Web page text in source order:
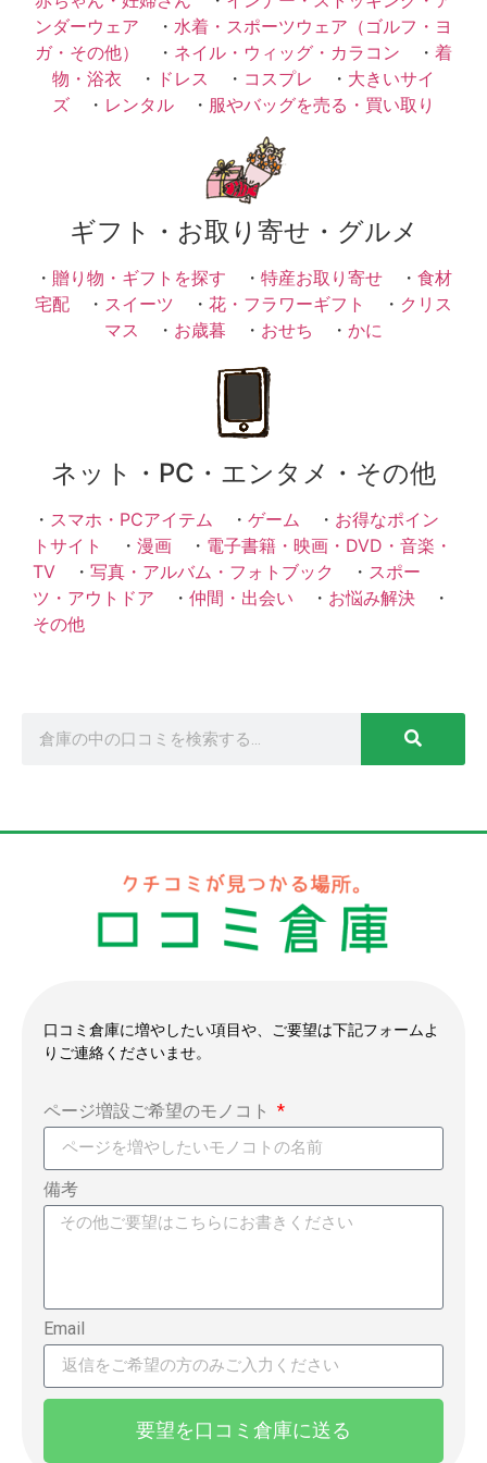
ンダーウェア ・ 水着・スポーツウェア（ゴルフ・ヨ
ガ・その他）
・ ネイル・ウィッグ・カラコン ・ 着
物・浴衣 ・ ドレス ・ コスプレ ・ 大きいサイ
ズ ・ レンタル ・ 服やバッグを売る・買い取り
ギフト・お取り寄せ・グルメ
・ 贈り物・ギフトを探す ・ 特産お取り寄せ ・ 食材
宅配 ・ スイーツ ・ 花・フラワーギフト ・ クリス
マス ・ お歳暮 ・ おせち ・ かに
ネット・PC・エンタメ・その他
・ スマホ・PCアイテム ・ ゲーム ・ お得なポイン
トサイト
・ 漫画 ・ 電子書籍・映画・DVD・音楽・
TV ・ 写真・アルバム・フォトブック ・ スポー
ツ・アウトドア ・ 仲間・出会い ・ お悩み解決 ・
その他
口コミ倉庫に増やしたい項目や、ご要望は下記フォームよ
りご連絡くださいませ。
ページ増設ご希望のモノコト
備考
Email
要望を口コミ倉庫に送る